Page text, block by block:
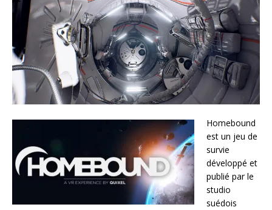
Homebound
est un jeu de
survie
développé et
publié par le
studio
suédois